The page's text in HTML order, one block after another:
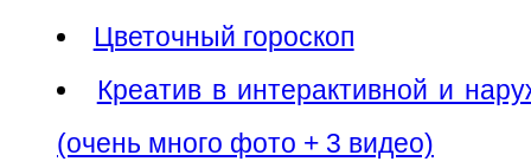
Цветочный гороскоп
Креатив в интерактивной и
(очень много фото + 3 видео)